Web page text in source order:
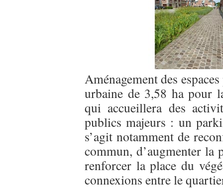
Aménagement des
urbaine de 3,58 ha pour
qui accueillera des
publics majeurs : un
s’agit notamment de
commun, d’augmenter la
renforcer la place du
connexions entre le